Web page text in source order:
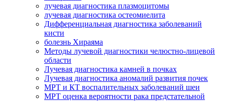
лучевая диагностика плазмоцитомы
лучевая диагностика остеомиелита
Дифференциальная диагностика заболеваний
кисти
болезнь Хираяма
Методы лучевой диагностики челюстно-лицевой
области
Лучевая диагностика камней в почках
Лучевая диагностика аномалий развития почек
МРТ и КТ воспалительных заболеваний шеи
МРТ оценка вероятности рака предстательной